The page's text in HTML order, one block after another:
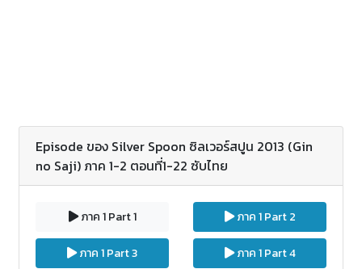
Episode ของ Silver Spoon ซิลเวอร์สปูน 2013 (Gin
no Saji) ภาค 1-2 ตอนที่1-22 ซับไทย
ภาค 1 Part 1 ภาค 1 Part 2
ภาค 1 Part 3 ภาค 1 Part 4